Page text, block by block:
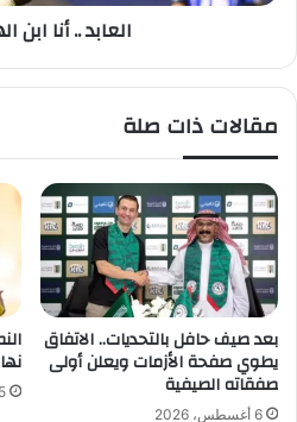
ل
ن
ا
ه
ا
ل
ا
ب
ا
ر
العابد .. أنا ابن
مقالات ذات صلة
بعد صيف حافل بالتحديات.. الاتفاق
يطوي صفحة الأزمات ويعلن أولى
صفقاته الصيفية
6 أغسطس، 2026
5 أغسطس، 2026